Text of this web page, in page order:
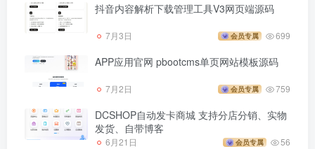
抖音内容解析下载管理工具V3网页端源码
7月3日 会员专属 699
APP应用官网 pbootcms单页网站模板源码
7月2日 会员专属 759
DCSHOP自动发卡商城 支持分店分销、实物
发货、自带博客
6月21日 会员专属 56